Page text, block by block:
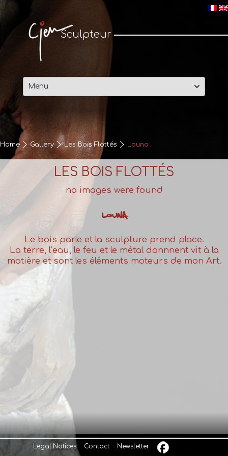
Sculpteur
Skip
to
Home Gallery Les Bois Flottés Louna
LES BOIS FLOTTÉS
no images were found
LOUNA
Le bois parle et la sculpture prend place.
La terre, l’eau, le feu et le métal donnnent vit à la
matière et sont les éléments moteurs de mon Art.
Legal Notices Contact Newsletter